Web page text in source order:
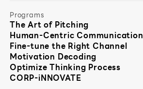
Programs
The Art of Pitching
Human-Centric Communication
Fine-tune the Right Channel
Motivation Decoding
Optimize Thinking Process
CORP-iNNOVATE